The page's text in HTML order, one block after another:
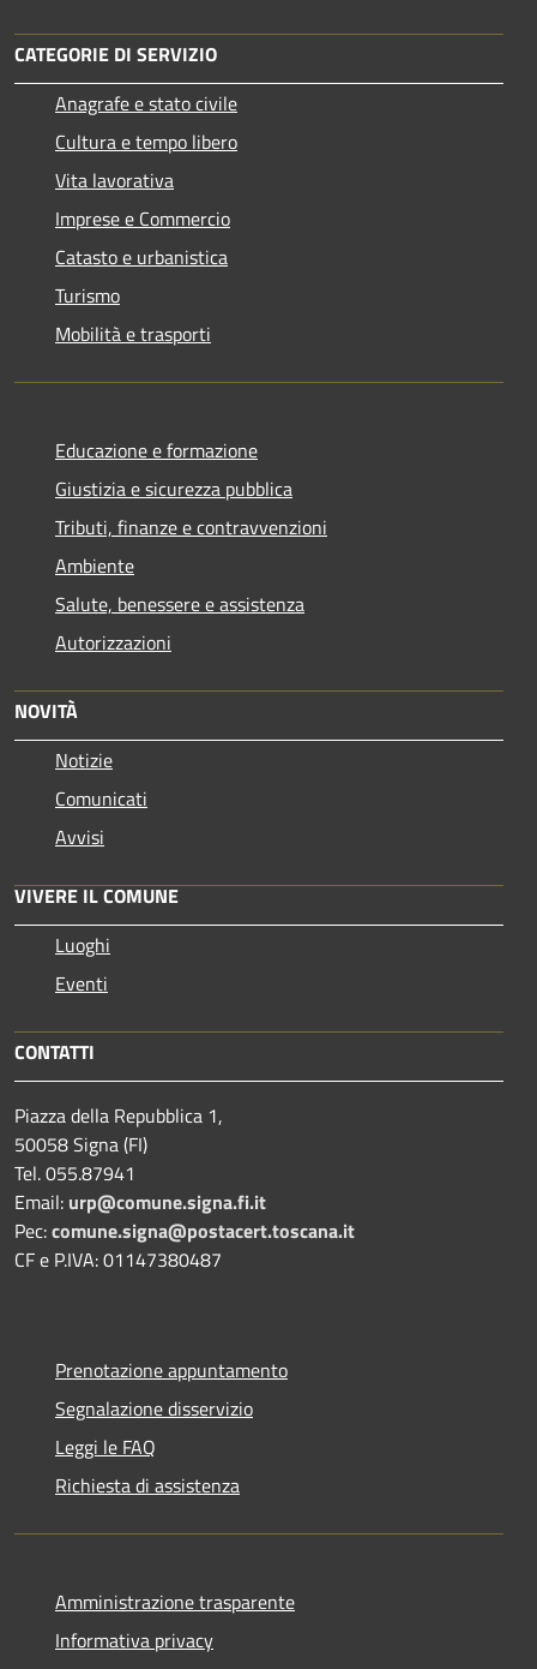
CATEGORIE DI SERVIZIO
Anagrafe e stato civile
Cultura e tempo libero
Vita lavorativa
Imprese e Commercio
Catasto e urbanistica
Turismo
Mobilità e trasporti
Educazione e formazione
Giustizia e sicurezza pubblica
Tributi, finanze e contravvenzioni
Ambiente
Salute, benessere e assistenza
Autorizzazioni
NOVITÀ
Notizie
Comunicati
Avvisi
VIVERE IL COMUNE
Luoghi
Eventi
CONTATTI
Piazza della Repubblica 1,
50058 Signa (FI)
Tel. 055.87941
Email: urp@comune.signa.fi.it
Pec:comune.signa@postacert.toscana.it
CF e P.IVA: 01147380487
Prenotazione appuntamento
Segnalazione disservizio
Leggi le FAQ
Richiesta di assistenza
Amministrazione trasparente
Informativa privacy